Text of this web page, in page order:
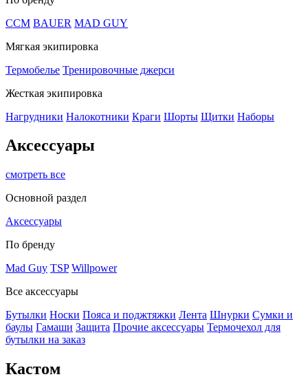
CCM BAUER MAD GUY
Мягкая экипировка
Термобелье Тренировочные джерси
Жесткая экипировка
Нагрудники Налокотники Краги Шорты Щитки Наборы
Аксессуары
смотреть все
Основной раздел
Аксессуары
По бренду
Mad Guy TSP Willpower
Все аксессуары
Бутылки Носки Пояса и поджтяжки Лента Шнурки Сумки и
баулы Гамаши Защита Прочие аксессуары Термочехол для
бутылки на заказ
Кастом